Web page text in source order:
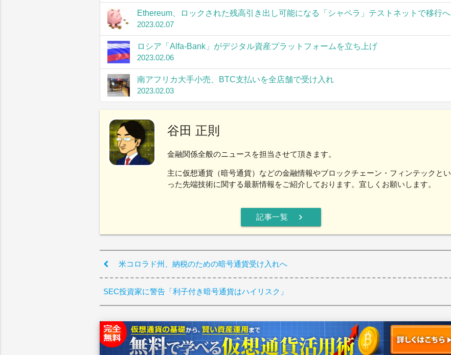
Ethereum、ロックされた残高引き出し可能になる「シャペラ」テストネットで移行へ
2023.02.07
ロシア「Alfa-Bank」がデジタル資産プラットフォームを立ち上げ
2023.02.06
南アフリカ大手小売、BTC支払いを全店舗で受け入れ
2023.02.03
谷田 正則
金融関係全般のニュースを担当させて頂きます。
主に仮想通貨（暗号通貨）などの金融情報やブロックチェーン・フィンテックとい
った先端技術に関する最新情報をご紹介しております。宜しくお願いします。
記事一覧 chevron_right
米コロラド州、納税のための暗号通貨受け入れへ
SEC投資家に警告「利子付き暗号通貨はハイリスク」